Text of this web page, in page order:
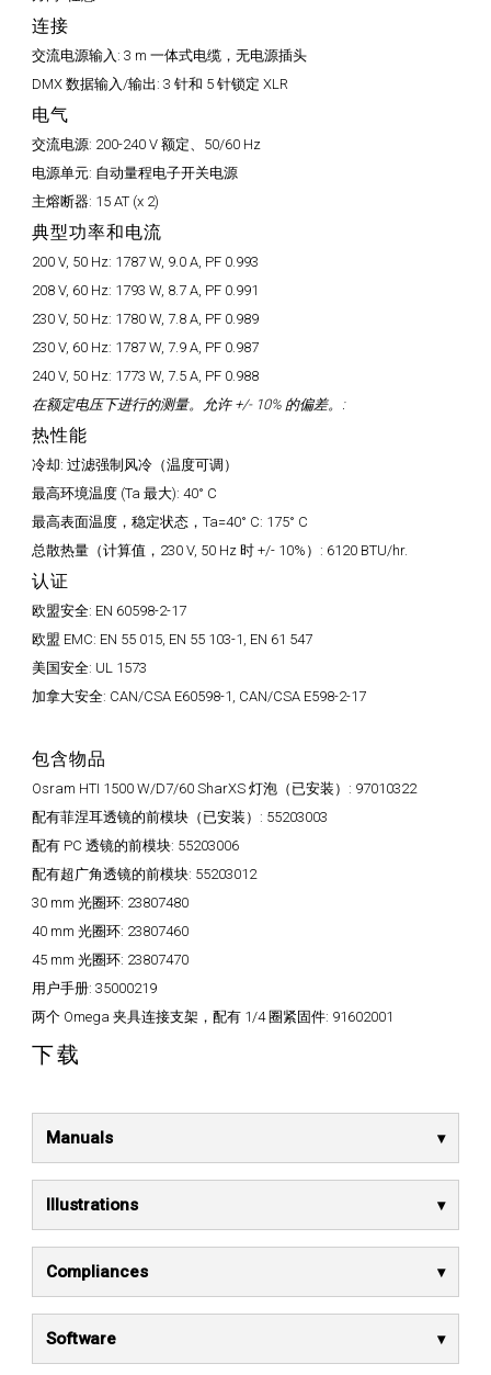
连接
交流电源输入: 3 m 一体式电缆，无电源插头
DMX 数据输入/输出: 3 针和 5 针锁定 XLR
电气
交流电源: 200-240 V 额定、50/60 Hz
电源单元: 自动量程电子开关电源
主熔断器: 15 AT (x 2)
典型功率和电流
200 V, 50 Hz: 1787 W, 9.0 A, PF 0.993
208 V, 60 Hz: 1793 W, 8.7 A, PF 0.991
230 V, 50 Hz: 1780 W, 7.8 A, PF 0.989
230 V, 60 Hz: 1787 W, 7.9 A, PF 0.987
240 V, 50 Hz: 1773 W, 7.5 A, PF 0.988
在额定电压下进行的测量。允许 +/- 10% 的偏差。:
热性能
冷却: 过滤强制风冷（温度可调）
最高环境温度 (Ta 最大): 40° C
最高表面温度，稳定状态，Ta=40° C: 175° C
总散热量（计算值，230 V, 50 Hz 时 +/- 10%）: 6120 BTU/hr.
认证
欧盟安全: EN 60598-2-17
欧盟 EMC: EN 55 015, EN 55 103-1, EN 61 547
美国安全: UL 1573
加拿大安全: CAN/CSA E60598-1, CAN/CSA E598-2-17
包含物品
Osram HTI 1500 W/D7/60 SharXS 灯泡（已安装）: 97010322
配有菲涅耳透镜的前模块（已安装）: 55203003
配有 PC 透镜的前模块: 55203006
配有超广角透镜的前模块: 55203012
30 mm 光圈环: 23807480
40 mm 光圈环: 23807460
45 mm 光圈环: 23807470
用户手册: 35000219
两个 Omega 夹具连接支架，配有 1/4 圈紧固件: 91602001
下载
Manuals
Illustrations
Compliances
Software